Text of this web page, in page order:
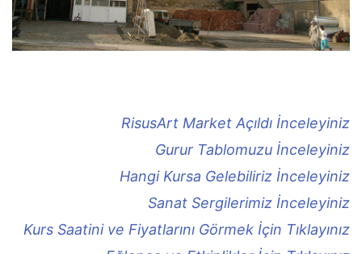
RisusArt Market Açıldı İnceleyiniz
Gurur Tablomuzu İnceleyiniz
Hangi Kursa Gelebiliriz İnceleyiniz
Sanat Sergilerimiz İnceleyiniz
Kurs Saatini ve Fiyatlarını Görmek İçin Tıklayınız